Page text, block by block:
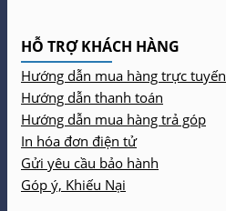
HỖ TRỢ KHÁCH HÀNG
Hướng dẫn mua hàng trực tuyến
Hướng dẫn thanh toán
Hướng dẫn mua hàng trả góp
In hóa đơn điện tử
Gửi yêu cầu bảo hành
Góp ý, Khiếu Nại